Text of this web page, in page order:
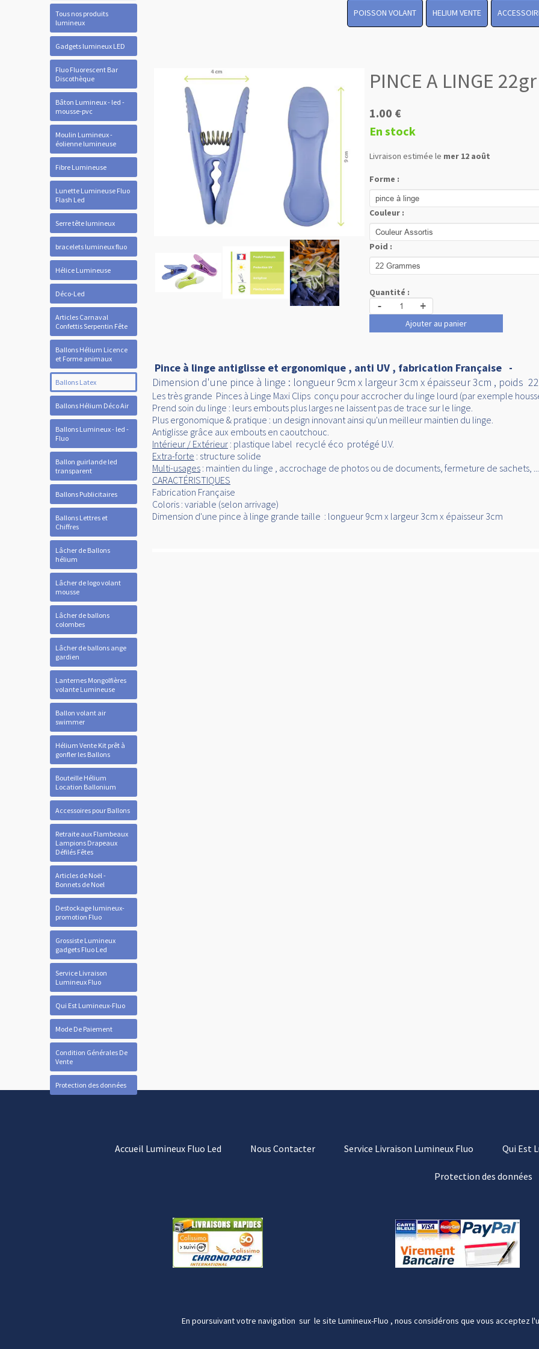
Tous nos produits
lumineux
Gadgets lumineux LED
Fluo Fluorescent Bar
Discothèque
Bâton Lumineux - led -
mousse-pvc
Moulin Lumineux -
éolienne lumineuse
Fibre Lumineuse
Lunette Lumineuse Fluo
Flash Led
Serre tête lumineux
bracelets lumineux fluo
Hélice Lumineuse
Déco-Led
Articles Carnaval
Confettis Serpentin Fête
Ballons Hélium Licence
et Forme animaux
Ballons Latex
Ballons Hélium Déco Air
Ballons Lumineux - led -
Fluo
Ballon guirlande led
transparent
Ballons Publicitaires
Ballons Lettres et
Chiffres
Lâcher de Ballons
hélium
Lâcher de logo volant
mousse
Lâcher de ballons
colombes
Lâcher de ballons ange
gardien
Lanternes Mongolfières
volante Lumineuse
Ballon volant air
swimmer
Hélium Vente Kit prêt à
gonfler les Ballons
Bouteille Hélium
Location Ballonium
Accessoires pour Ballons
Retraite aux Flambeaux
Lampions Drapeaux
Défilés Fêtes
Articles de Noël -
Bonnets de Noel
Destockage lumineux-
promotion Fluo
Grossiste Lumineux
gadgets Fluo Led
Service Livraison
Lumineux Fluo
Qui Est Lumineux-Fluo
Mode De Paiement
Condition Générales De
Vente
Protection des données
Accueil Lumineux Fluo Led Nous Contacter Service Livraison Lumineux Fluo Qui Est
Protection des données
En poursuivant votre navigation sur le site Lumineux-Fluo , nous considérons que vous acceptez
POISSON VOLANT HELIUM VENTE
PINCE A LINGE
1.00 €
En stock
Livraison estimée le mer 12 août
Forme :
Couleur :
Poid :
Quantité :
- +
Ajouter au panier
Pince à linge antiglisse et ergonomique , anti UV , fabrication Française -
Dimension d'une pince à linge : longueur 9cm x largeur 3cm x épaisseur 3cm , poids
Les très grande Pinces à Linge Maxi Clips conçu pour accrocher du linge lourd (par exemple
Prend soin du linge : leurs embouts plus larges ne laissent pas de trace sur le linge.
Plus ergonomique & pratique : un design innovant ainsi qu'un meilleur maintien du linge.
Antiglisse grâce aux embouts en caoutchouc.
Intérieur / Extérieur : plastique label recyclé éco protégé U.V.
Extra-forte : structure solide
Multi-usages : maintien du linge , accrochage de photos ou de documents, fermeture de sachets, ...
CARACTÉRISTIQUES
Fabrication Française
Coloris : variable (selon arrivage)
Dimension d'une pince à linge grande taille : longueur 9cm x largeur 3cm x épaisseur 3cm